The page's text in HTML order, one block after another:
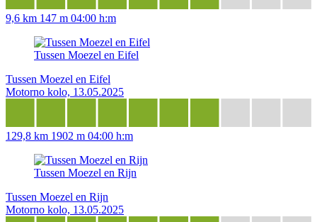
9,6 km 147 m 04:00 h:m
Tussen Moezel en Eifel
Tussen Moezel en Eifel
Motorno kolo, 13.05.2025
129,8 km 1902 m 04:00 h:m
Tussen Moezel en Rijn
Tussen Moezel en Rijn
Motorno kolo, 13.05.2025